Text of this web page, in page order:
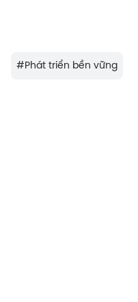
#Phát triển bền vững